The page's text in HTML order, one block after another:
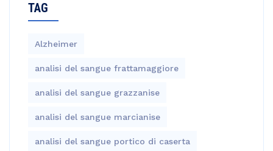
TAG
Alzheimer
analisi del sangue frattamaggiore
analisi del sangue grazzanise
analisi del sangue marcianise
analisi del sangue portico di caserta